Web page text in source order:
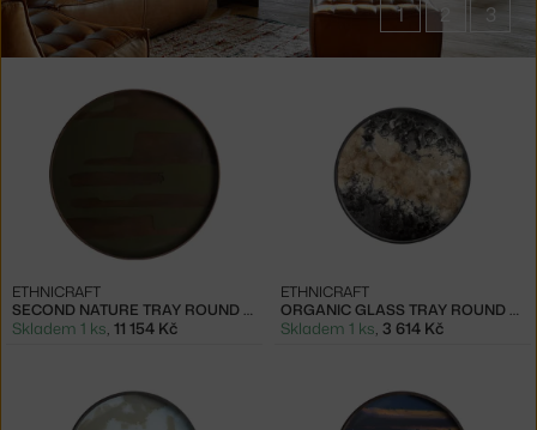
1 2 3
značky
Ethnicraft
SECOND NATURE TRAY ROUND XL, MOSS
ETHNICRAFT
Skladem 1 ks, 11 154 Kč
ORGANIC GLASS TRAY ROUND S, BLACK
ETHNICRAFT
Skladem 1 ks, 3 614 Kč